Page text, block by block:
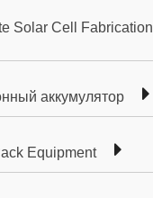
Solar Cell Fabrication
аккумулятор
Equipment